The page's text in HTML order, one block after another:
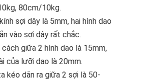
80cm/10kg.
sợi dây là 5mm, hai hình dao
vào sợi dây rất chắc.
cách giữa 2 hình dao là 15mm,
của lưỡi dao là 20mm.
kéo dãn ra giữa 2 sợi là 50-